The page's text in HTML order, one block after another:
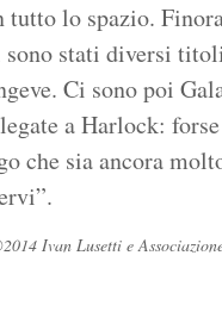
lo spazio.
stati diversi
Ci sono poi
a Harlock:
che sia ancora
Ivan Lusetti e